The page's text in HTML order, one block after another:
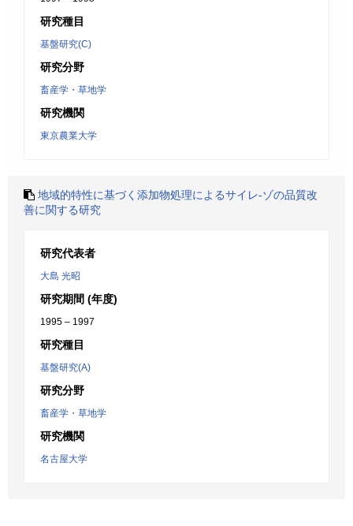
研究種目
基盤研究(C)
研究分野
畜産学・草地学
研究機関
東京農業大学
地域的特性に基づく添加物処理によるサイレ-ゾの品質改
善に関する研究
研究代表者
大島 光昭
研究期間 (年度)
1995 – 1997
研究種目
基盤研究(A)
研究分野
畜産学・草地学
研究機関
名古屋大学